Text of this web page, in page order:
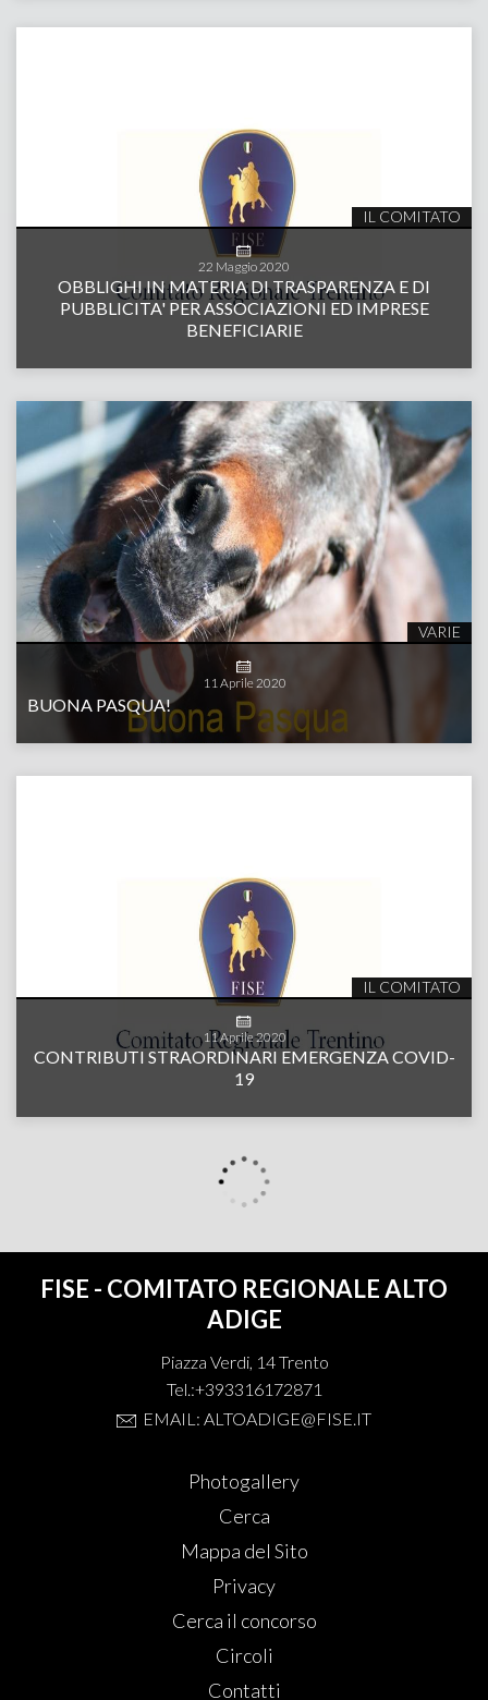
IL COMITATO
22 Maggio2020
OBBLIGHI IN MATERIA DI TRASPARENZA E DI
PUBBLICITA' PER ASSOCIAZIONI ED IMPRESE
BENEFICIARIE
VARIE
11 Aprile 2020
BUONA PASQUA!
IL COMITATO
11Aprile2020
CONTRIBUTI STRAORDINARI EMERGENZA COVID-
19
FISE - COMITATO REGIONALE ALTO
ADIGE
Piazza Verdi, 14 Trento
Tel.:+393316172871
EMAIL: ALTOADIGE@FISE.IT
Photogallery
Cerca
Mappa del Sito
Privacy
Cerca il concorso
Circoli
Contatti